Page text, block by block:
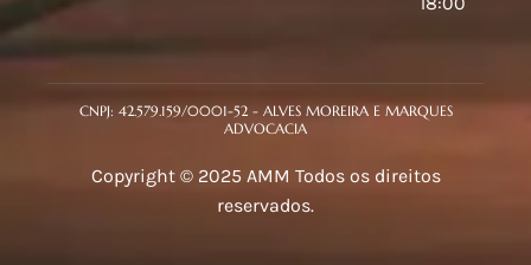
CNPJ: 42.579.159/0001-52 - ALVES MOREIRA E MARQUES
ADVOCACIA
Copyright © 2025 AMM Todos os direitos
reservados.